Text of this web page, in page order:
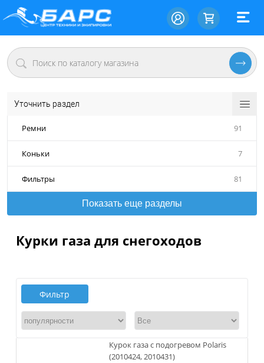
Уточнить раздел
Ремни 91
Коньки 7
Фильтры 81
Показать еще разделы
Курки газа для снегоходов
Фильтр
Курок газа с подогревом Polaris
(2010424, 2010431)